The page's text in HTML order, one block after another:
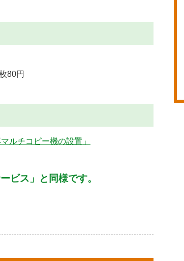
80円
ルチコピー機の設置」
ビス」と同様です。